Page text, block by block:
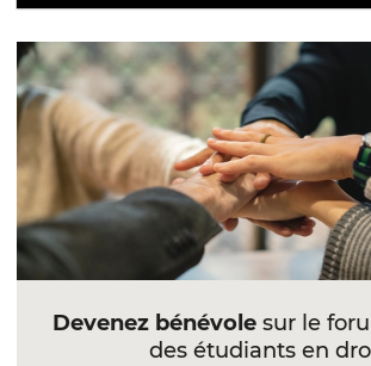
Devenez bénévolesur le
des étudiants en